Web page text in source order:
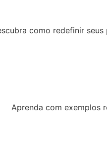
como redefinir
Aprenda com exemplos